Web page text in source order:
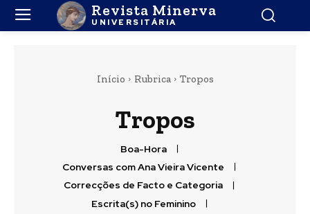
Revista Minerva
UNIVERSITÁRIA
Início Rubrica Tropos
Tropos
Boa-Hora
Conversas com Ana Vieira Vicente
Correcções de Facto e Categoria
Escrita(s) no Feminino